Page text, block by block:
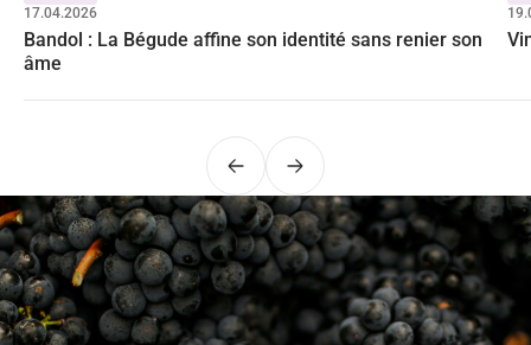
17.04.2026
Bandol : La Bégude affine son identité sans renier son
âme
PrécédentSuivant